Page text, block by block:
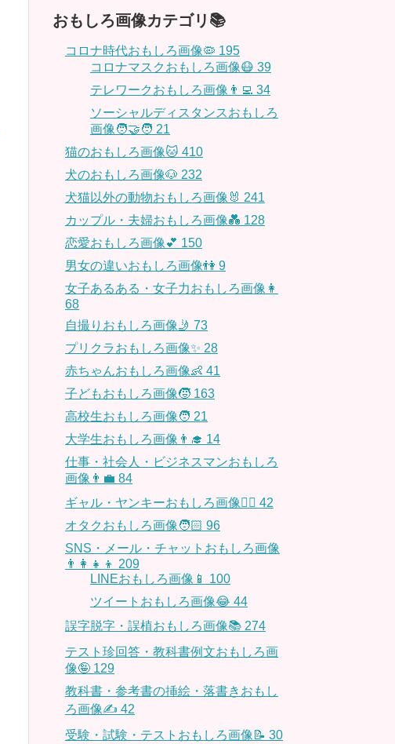
おもしろ画像カテゴリ📚
コロナ時代おもしろ画像🦠 195
コロナマスクおもしろ画像😷 39
テレワークおもしろ画像👨‍💻 34
ソーシャルディスタンスおもしろ
画像🧑‍🤝‍🧑 21
猫のおもしろ画像🐱 410
犬のおもしろ画像🐶 232
犬猫以外の動物おもしろ画像🐰 241
カップル・夫婦おもしろ画像💑 128
恋愛おもしろ画像💕 150
男女の違いおもしろ画像👫 9
女子あるある・女子力おもしろ画像👩
68
自撮りおもしろ画像🤳 73
プリクラおもしろ画像✨ 28
赤ちゃんおもしろ画像👶 41
子どもおもしろ画像🧒 163
高校生おもしろ画像🧑 21
大学生おもしろ画像👨‍🎓 14
仕事・社会人・ビジネスマンおもしろ
画像👨‍💼 84
ギャル・ヤンキーおもしろ画像👱‍♀️ 42
オタクおもしろ画像🧑🏻 96
SNS・メール・チャットおもしろ画像
👨‍👩‍👧‍👦 209
LINEおもしろ画像📱 100
ツイートおもしろ画像😂 44
誤字脱字・誤植おもしろ画像📚 274
テスト珍回答・教科書例文おもしろ画
像🤪 129
教科書・参考書の挿絵・落書きおもし
ろ画像✍️ 42
受験・試験・テストおもしろ画像📝 30